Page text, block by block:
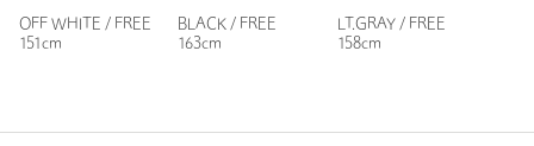
商品番号 3532-1-991304
思います！
身長：158cm
OFF WHITE / FREE
151cm
BLACK / FREE
163cm
LT.GRAY / FREE
158cm